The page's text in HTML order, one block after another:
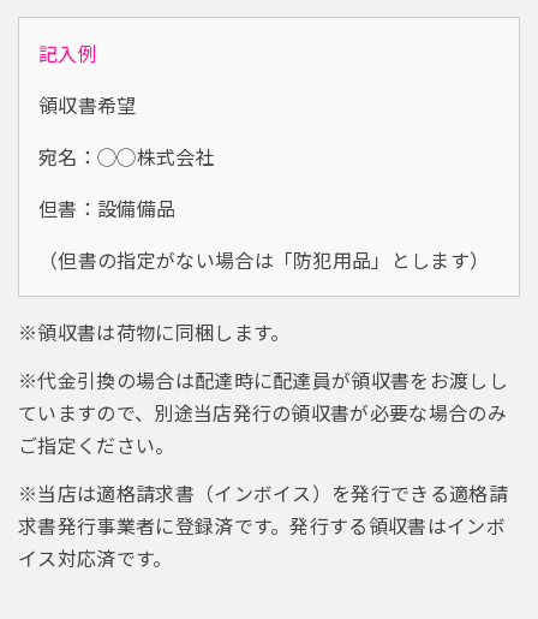
記入例
領収書希望
宛名：◯◯株式会社
但書：設備備品
（但書の指定がない場合は「防犯用品」とします）
※領収書は荷物に同梱します。
※代金引換の場合は配達時に配達員が領収書をお渡しし
ていますので、別途当店発行の領収書が必要な場合のみ
ご指定ください。
※当店は適格請求書（インボイス）を発行できる適格請
求書発行事業者に登録済です。発行する領収書はインボ
イス対応済です。